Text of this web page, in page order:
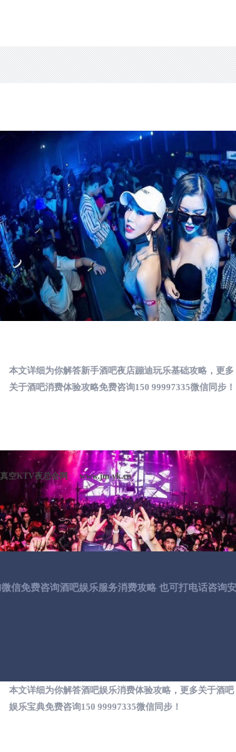
本文详细为你解答新手酒吧夜店蹦迪玩乐基础攻略，更多
关于酒吧消费体验攻略免费咨询150 99997335微信同步！
本文详细为你解答酒吧娱乐消费体验攻略，更多关于酒吧
娱乐宝典免费咨询150 99997335微信同步！
真空KTV夜总会网 www.jm-yk.cn
信免费咨询酒吧娱乐服务消费攻略 也可打电话咨询